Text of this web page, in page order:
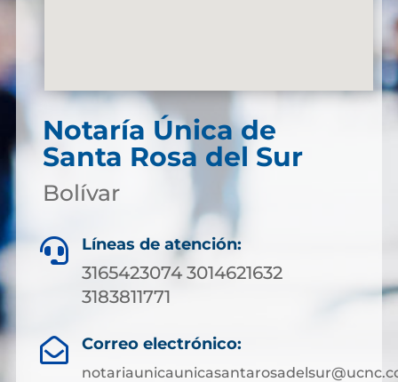
Notaría Única de
Santa Rosa del Sur
Bolívar
 Líneas de atención:
3165423074 3014621632
3183811771
 Correo electrónico: